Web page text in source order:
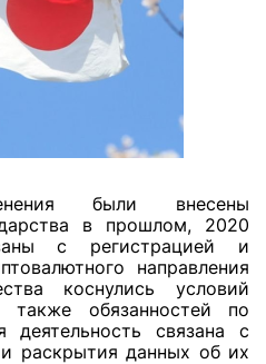
были внесены
в прошлом, 2020
с регистрацией и
направления
коснулись условий
также обязанностей по
деятельность связана с
раскрытия данных об их